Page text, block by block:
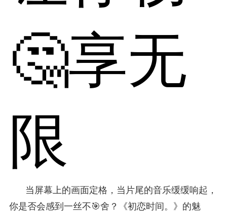
🤔享无
限
当屏幕上的画面定格，当片尾的音乐缓缓响起，
你是否会感到一丝不🎯舍？《初恋时间。》的魅